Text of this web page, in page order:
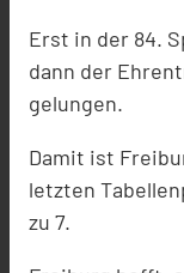
Erst in der 84.
dann der
gelungen.
Damit ist
letzten
zu 7.